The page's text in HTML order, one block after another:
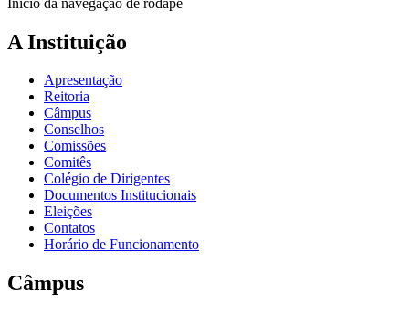
A Instituição
Apresentação
Reitoria
Câmpus
Conselhos
Comissões
Comitês
Colégio de Dirigentes
Documentos Institucionais
Eleições
Contatos
Horário de Funcionamento
Câmpus